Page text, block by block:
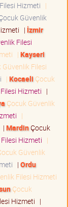
Hizmeti |
Güvenlik
| İzmir
Filesi
| Kayseri
Güvenlik Filesi
| Kocaeli Çocuk
Hizmeti |
Çocuk Güvenlik
|
| MardinÇocuk
Hizmeti |
Güvenlik
| Ordu
Filesi Hizmeti
Çocuk
Hizmeti |